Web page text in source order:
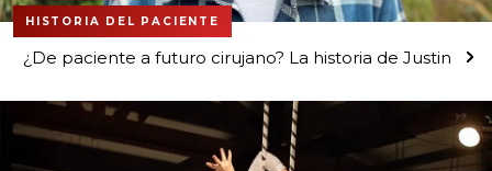
HISTORIA DEL PACIENTE
¿De paciente a futuro cirujano? La historia de Justin